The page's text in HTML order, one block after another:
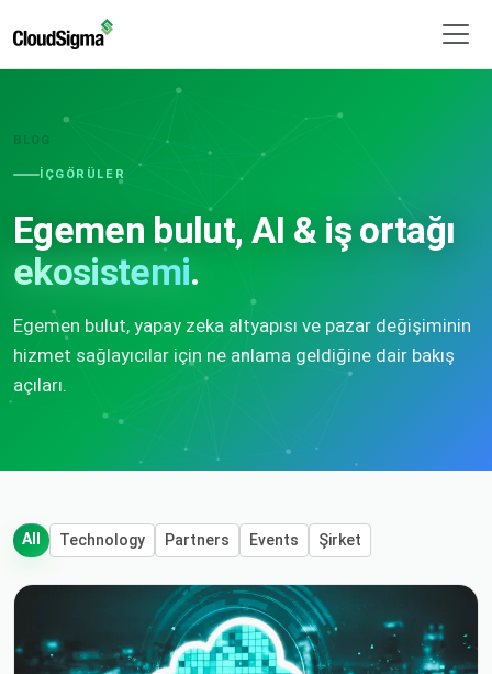
BLOG
İÇGÖRÜLER
Egemen bulut, AI & iş ortağı
ekosistemi.
Egemen bulut, yapay zeka altyapısı ve pazar değişiminin
hizmet sağlayıcılar için ne anlama geldiğine dair bakış
açıları.
All Technology Partners Events Şirket